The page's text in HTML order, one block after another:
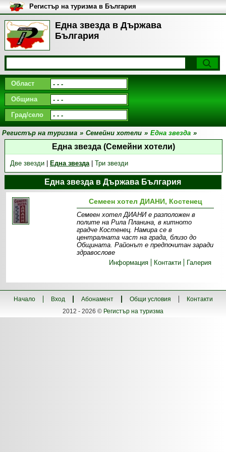
Една звезда в Държава
България
Регистър на туризма в България
Област
Община
Град/село
Регистър на туризма » Семейни хотели » Една звезда »
Една звезда (Семейни хотели)
Две звезди| Една звезда| Три звезди
Една звезда в Държава България
Семеен хотел ДИАНИ, Костенец
Семеен хотел ДИАНИ е разположен в
полите на Рила Планина, в китното
градче Костенец. Намира се в
централната част на града, близо до
Общината. Районът е предпочитан заради
здравослове
Информация
Контакти Галерия
Начало Вход Абонамент Общи условия
Контакти
2012 - 2026 © Регистър на туризма